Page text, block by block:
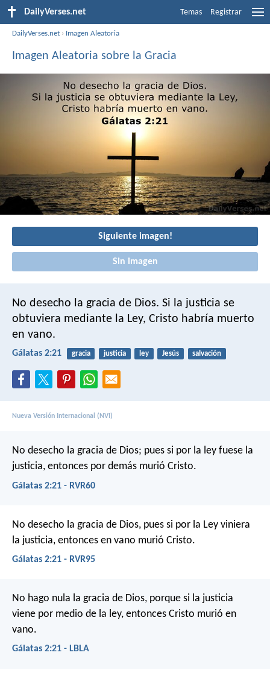
DailyVerses.net Temas Registrar
DailyVerses.net › Imagen Aleatoria
Imagen Aleatoria sobre la Gracia
Siguiente imagen!
Sin imagen
No desecho la gracia de Dios. Si la justicia se
obtuviera mediante la Ley, Cristo habría muerto
en vano.
Gálatas 2:21 gracia justicia ley Jesús salvación
Nueva Versión Internacional (NVI)
No desecho la gracia de Dios; pues si por la ley fuese la
justicia, entonces por demás murió Cristo.
Gálatas 2:21 - RVR60
No desecho la gracia de Dios, pues si por la Ley viniera
la justicia, entonces en vano murió Cristo.
Gálatas 2:21 - RVR95
No hago nula la gracia de Dios, porque si la justicia
viene por medio de la ley, entonces Cristo murió en
vano.
Gálatas 2:21 - LBLA